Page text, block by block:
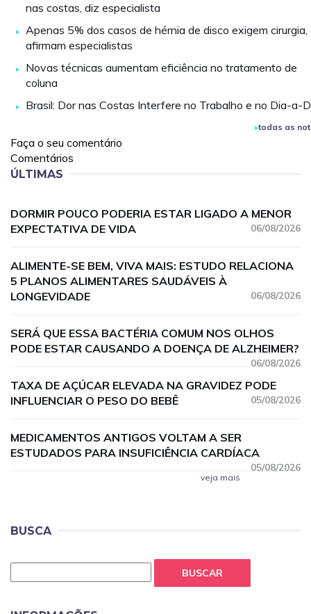
nas costas, diz especialista
Apenas 5% dos casos de hérnia de disco exigem cirurgia,
afirmam especialistas
Novas técnicas aumentam eficiência no tratamento de
coluna
Brasil: Dor nas Costas Interfere no Trabalho e no Dia-a-
todas as
Faça o seu comentário
Comentários
ÚLTIMAS
DORMIR POUCO PODERIA ESTAR LIGADO A MENOR
EXPECTATIVA DE VIDA
06/08/2026
ALIMENTE-SE BEM, VIVA MAIS: ESTUDO RELACIONA
5 PLANOS ALIMENTARES SAUDÁVEIS À
LONGEVIDADE
06/08/2026
SERÁ QUE ESSA BACTÉRIA COMUM NOS OLHOS
PODE ESTAR CAUSANDO A DOENÇA DE ALZHEIMER?
06/08/2026
TAXA DE AÇÚCAR ELEVADA NA GRAVIDEZ PODE
INFLUENCIAR O PESO DO BEBÊ
05/08/2026
MEDICAMENTOS ANTIGOS VOLTAM A SER
ESTUDADOS PARA INSUFICIÊNCIA CARDÍACA
05/08/2026
veja mais
BUSCA
BUSCAR